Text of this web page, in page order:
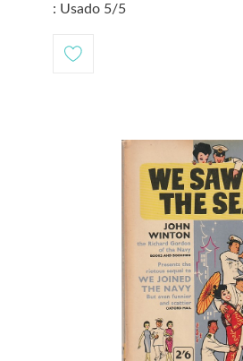
: Usado 5/5